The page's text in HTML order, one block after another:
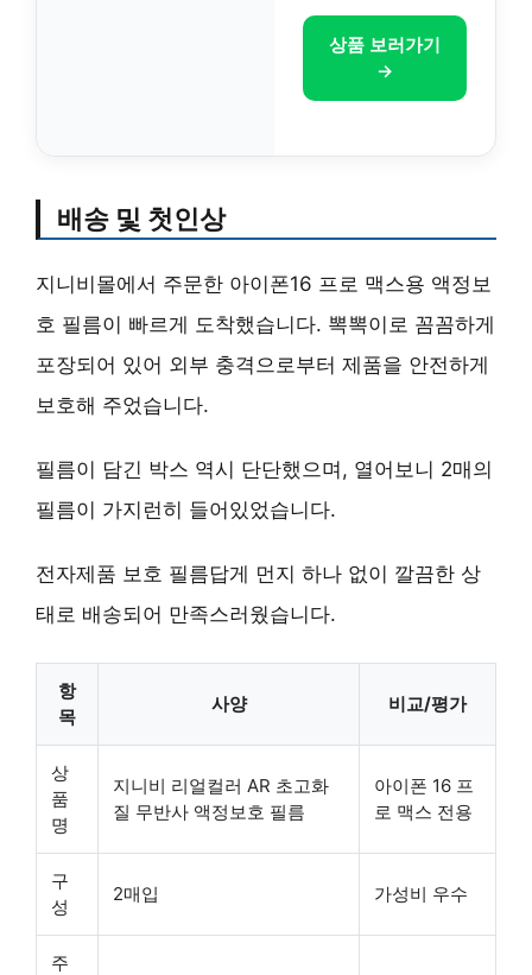
상품 보러가기
→
배송 및 첫인상
지니비몰에서 주문한 아이폰16 프로 맥스용 액정보
호 필름이 빠르게 도착했습니다. 뽁뽁이로 꼼꼼하게
포장되어 있어 외부 충격으로부터 제품을 안전하게
보호해 주었습니다.
필름이 담긴 박스 역시 단단했으며, 열어보니 2매의
필름이 가지런히 들어있었습니다.
전자제품 보호 필름답게 먼지 하나 없이 깔끔한 상
태로 배송되어 만족스러웠습니다.
항
목
사양 비교/평가
상
품
명
지니비 리얼컬러 AR 초고화
질 무반사 액정보호 필름
아이폰 16 프
로 맥스 전용
구
성
2매입 가성비 우수
주